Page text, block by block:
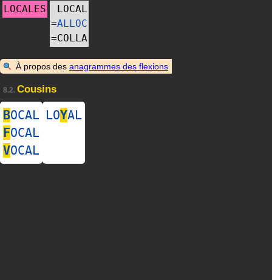
LOCALES
LOCAL
=ALLOC
=COLLA
À propos des anagrammes des flexions
8.2. Cousins
BOCAL
FOCAL
VOCAL
LOYAL